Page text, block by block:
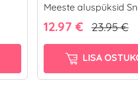
Meeste aluspüksid
12.97 € 23.95 €
LISA